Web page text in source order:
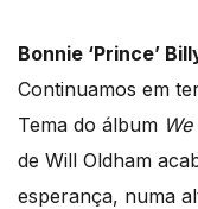
Bonnie ‘Prince’
Continuamos em
Tema do álbum
de Will Oldham
esperança, numa